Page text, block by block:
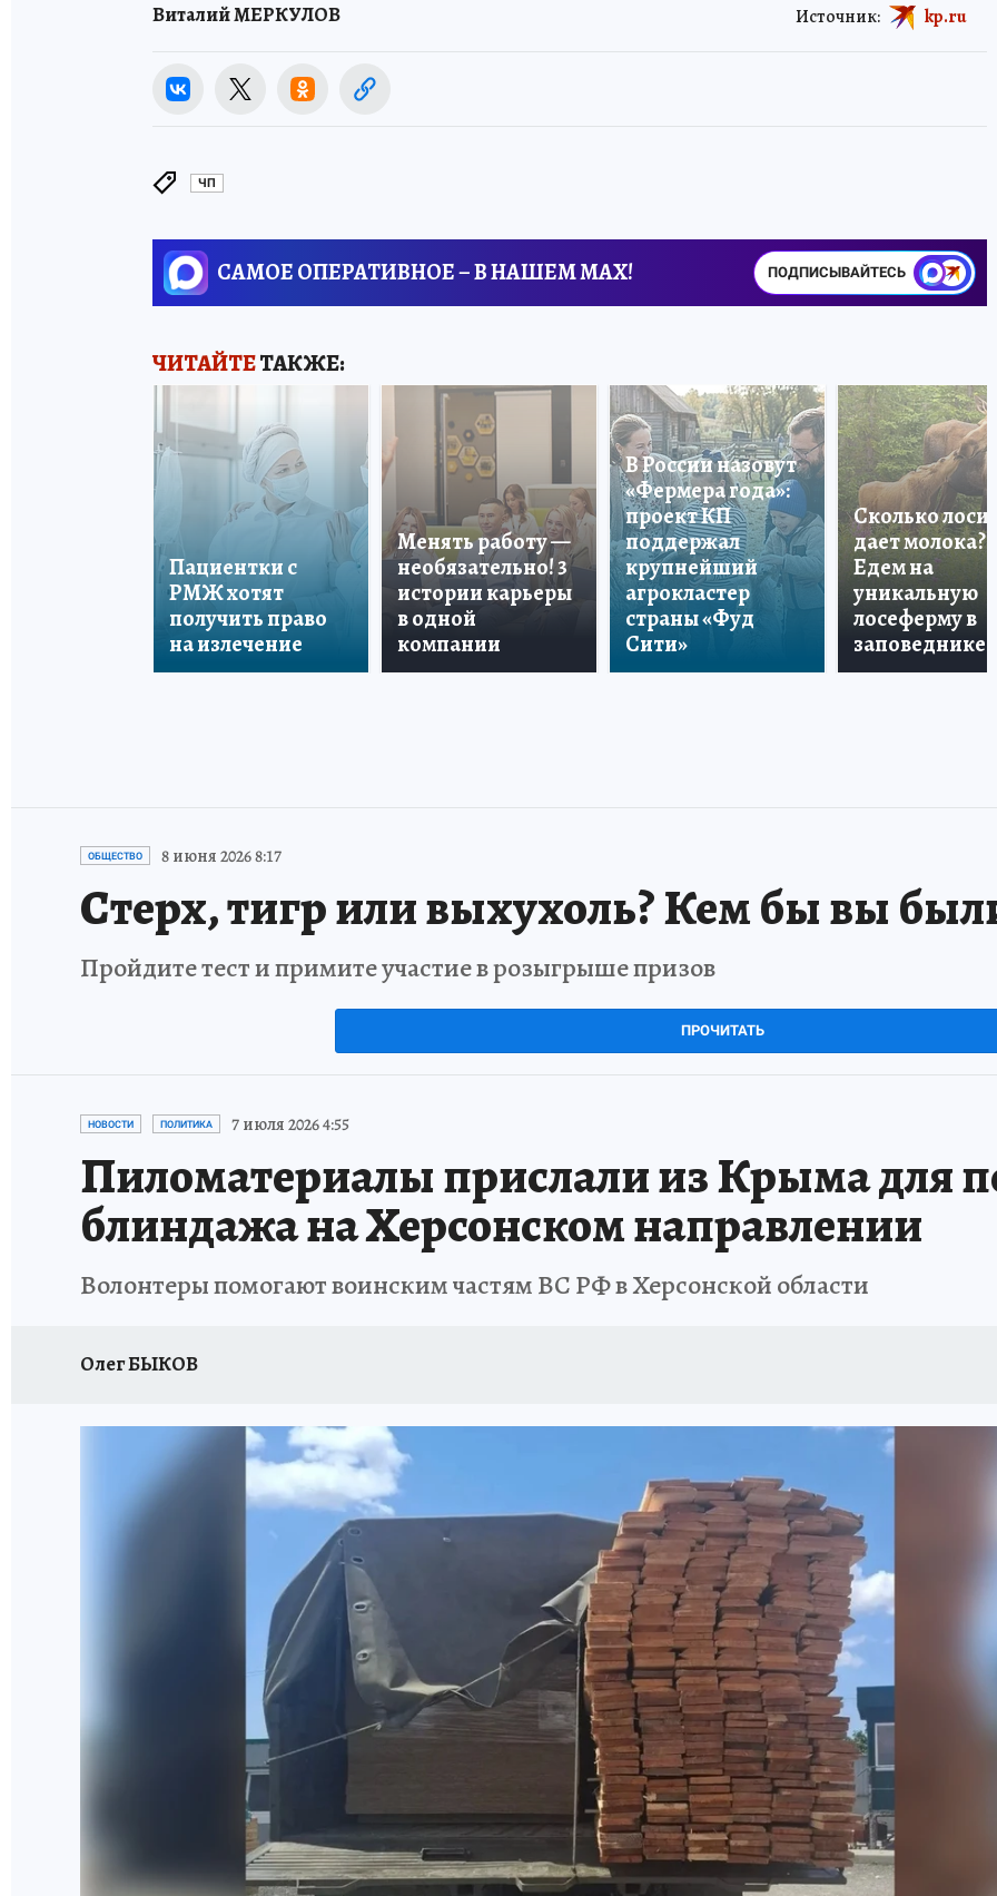
Виталий МЕРКУЛОВ Источник: kp.ru
ЧП
САМОЕ ОПЕРАТИВНОЕ – В НАШЕМ MAX! ПОДПИСЫВАЙТЕСЬ
ЧИТАЙТЕТАКЖЕ:
Пациентки с
РМЖ хотят
получить право
на излечение
Менять работу —
необязательно! 3
истории карьеры
в одной
компании
В России назовут
«Фермера года»:
проект КП
поддержал
крупнейший
агрокластер
страны «Фуд
Сити»
Сколько лосиха
дает молока?
Едем на
уникальную
лосеферму в
заповеднике!
ОБЩЕСТВО 8 июня 2026 8:17
Стерх, тигр или выхухоль? Кем бы вы
Пройдите тест и примите участие в розыгрыше призов
ПРОЧИТАТЬ
НОВОСТИ ПОЛИТИКА 7 июля 2026 4:55
Пиломатериалы прислали из Крыма для
блиндажа на Херсонском направлении
Волонтеры помогают воинским частям ВС РФ в Херсонской области
Олег БЫКОВ